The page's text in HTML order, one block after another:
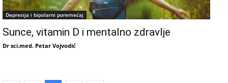
Depresija i bipolarni poremećaj
Sunce, vitamin D i mentalno zdravlje
Dr sci.med. Petar Vojvodić